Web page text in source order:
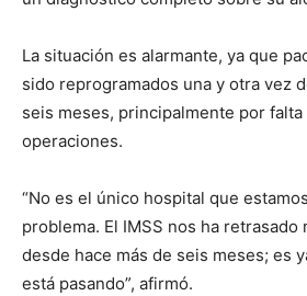
La situación es alarmante, ya que
sido reprogramados una y otra vez
seis meses, principalmente por
operaciones.
“No es el único hospital que
problema. El IMSS nos ha retrasado
desde hace más de seis meses; es
está pasando”, afirmó.